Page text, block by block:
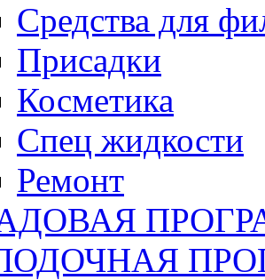
Средства для
Присадки
Косметика
Спец жидкости
Ремонт